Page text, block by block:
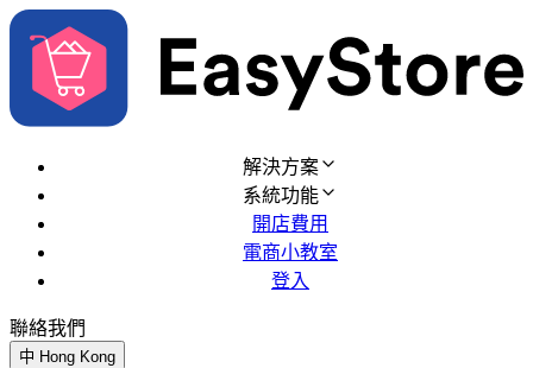
解決方案
系統功能
開店費用
電商小教室
登入
聯絡我們
中 Hong Kong